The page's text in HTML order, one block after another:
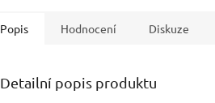
Popis Hodnocení Diskuze
Detailní popis produktu